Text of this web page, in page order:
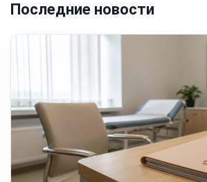
Последние новости